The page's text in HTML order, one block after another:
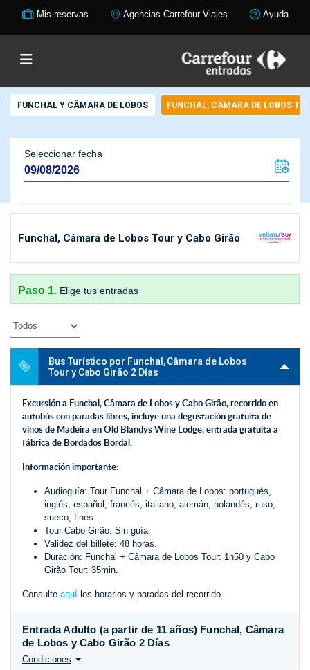
Mis reservas Agencias Carrefour Viajes Ayuda
FUNCHAL Y CÂMARA DE LOBOS FUNCHAL, CÂMARA DE LOBOS
Seleccionar fecha
Funchal, Câmara de Lobos Tour y Cabo Girão
Paso 1. Elige tus entradas
Bus Turístico por Funchal, Câmara de Lobos
Tour y Cabo Girão 2 Días
Excursión a Funchal, Câmara de Lobos y Cabo Girão, recorrido en
autobús con paradas libres, incluye una degustación gratuita de
vinos de Madeira en Old Blandys Wine Lodge, entrada gratuita a
fábrica de Bordados Bordal.
Información importante:
Audioguía: Tour Funchal + Câmara de Lobos: portugués,
inglés, español, francés, italiano, alemán, holandés, ruso,
sueco, finés.
Tour Cabo Girão: Sin guía.
Validez del billete: 48 horas.
Duración: Funchal + Câmara de Lobos Tour: 1h50 y Cabo
Girão Tour: 35min.
Consulte aquí los horarios y paradas del recorrido.
Entrada Adulto (a partir de 11 años) Funchal, Câmara
de Lobos y Cabo Girão 2 Días
Condiciones